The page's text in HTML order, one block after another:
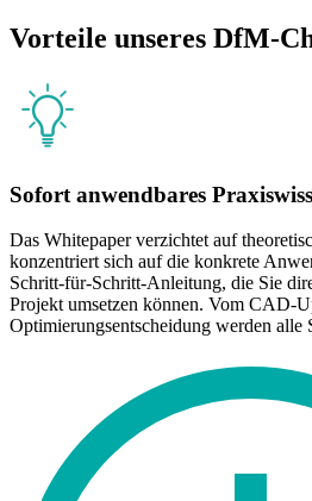
Vorteile unseres DfM-
Sofort anwendbares
Das Whitepaper verzichtet auf
konzentriert sich auf die konkrete
Schritt-für-Schritt-Anleitung, die Sie
Projekt umsetzen können. Vom CAD-
Optimierungsentscheidung werden alle